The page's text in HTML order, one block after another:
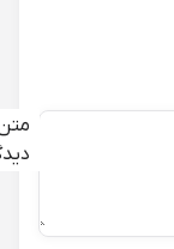
متن
دیدگاه